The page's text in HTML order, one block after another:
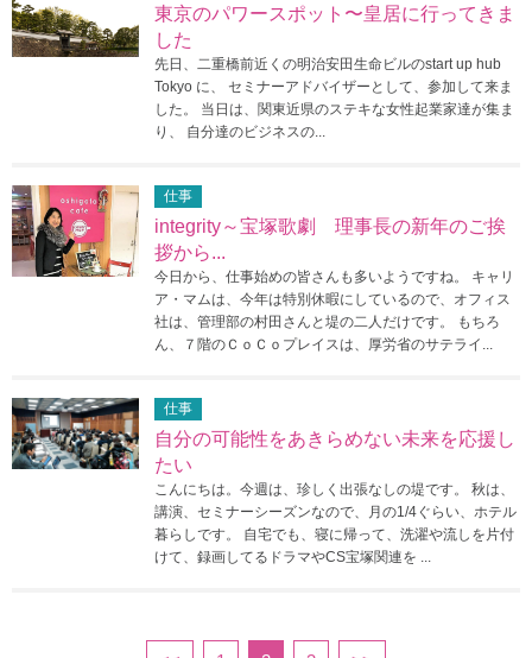
東京のパワースポット〜皇居に行ってきま
した
先日、二重橋前近くの明治安田生命ビルのstart up hub
Tokyo に、 セミナーアドバイザーとして、参加して来ま
した。 当日は、関東近県のステキな女性起業家達が集ま
り、 自分達のビジネスの...
仕事
integrity～宝塚歌劇 理事長の新年のご挨
拶から...
今日から、仕事始めの皆さんも多いようですね。 キャリ
ア・マムは、今年は特別休暇にしているので、オフィス
社は、管理部の村田さんと堤の二人だけです。 もちろ
ん、７階のＣｏＣｏプレイスは、厚労省のサテライ...
仕事
自分の可能性をあきらめない未来を応援し
たい
こんにちは。今週は、珍しく出張なしの堤です。 秋は、
講演、セミナーシーズンなので、月の1/4ぐらい、ホテル
暮らしです。 自宅でも、寝に帰って、洗濯や流しを片付
けて、録画してるドラマやCS宝塚関連を ...